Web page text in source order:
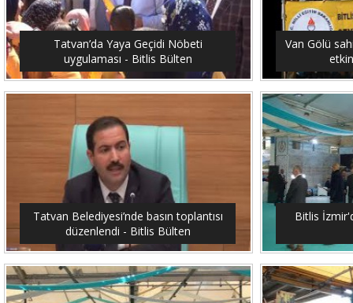
Tatvan’da Yaya Geçidi Nöbeti
uygulaması - Bitlis Bülten
Van Gölü
Tatvan Belediyesi’nde basın toplantısı
düzenlendi - Bitlis Bülten
Bitlis